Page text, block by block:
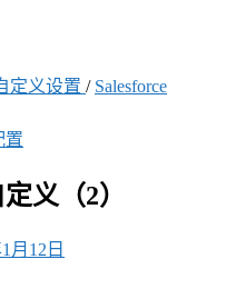
定义设置 / Salesforce
置
义（2）
月12日